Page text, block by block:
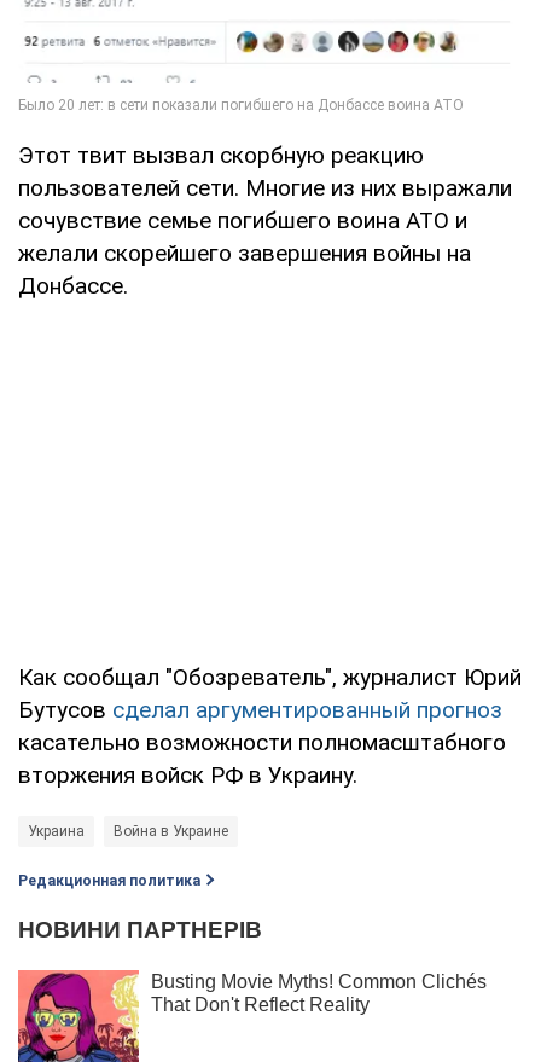
Этот твит вызвал скорбную реакцию
пользователей сети. Многие из них выражали
сочувствие семье погибшего воина АТО и
желали скорейшего завершения войны на
Донбассе.
Как сообщал "Обозреватель", журналист Юрий
Бутусов сделал аргументированный прогноз
касательно возможности полномасштабного
вторжения войск РФ в Украину.
Украина Война в Украине
Редакционная политика